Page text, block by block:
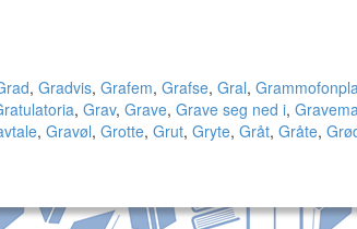
, Gradvis, Grafem, Grafse, Gral,
, Grav, Grave, Grave seg ned i,
, Gravøl, Grotte, Grut, Gryte, Gråt, Gråte,